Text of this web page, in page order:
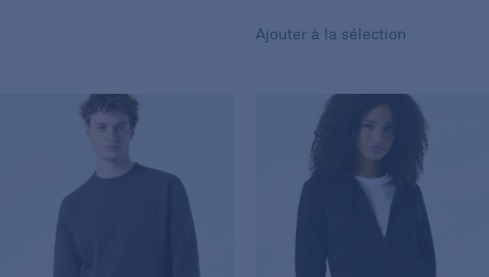
Ajouter à la sélection